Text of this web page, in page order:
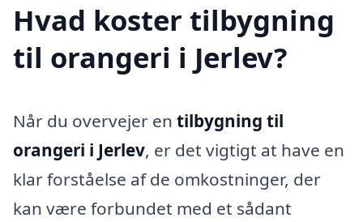
Hvad koster tilbygning
til orangeri i Jerlev?
Når du overvejer en tilbygning til
orangeri i Jerlev, er det vigtigt at have en
klar forståelse af de omkostninger, der
kan være forbundet med et sådant